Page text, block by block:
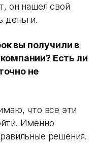
он нашел свой
деньги.
вы получили в
Есть ли
не
что все эти
Именно
решения.